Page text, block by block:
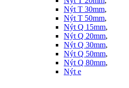
Nýt T 30mm,
Nýt T 50mm,
Nýt Q 15mm,
Nýt Q 20mm,
Nýt Q 30mm,
Nýt Q 50mm,
Nýt Q 80mm,
Nýt e